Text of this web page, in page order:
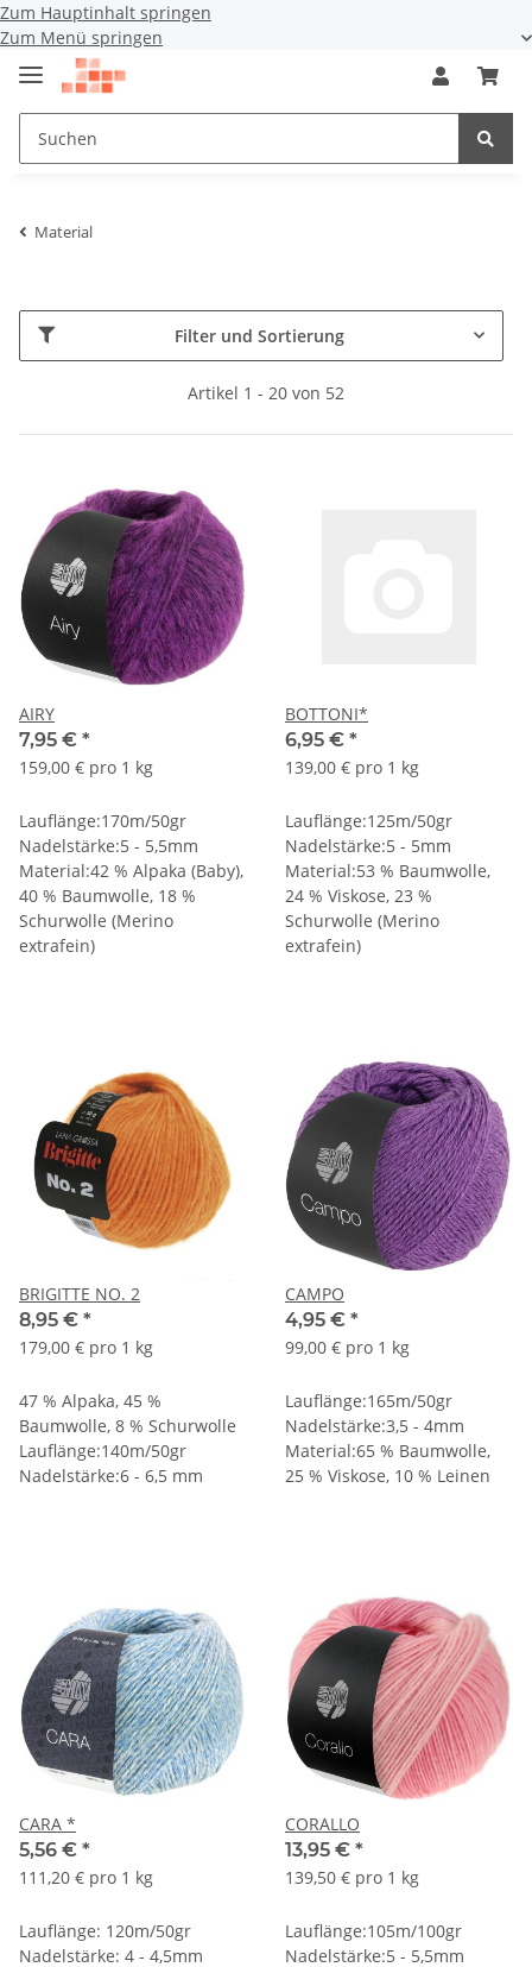
Zum Hauptinhalt springen
Zum Menü springen
Material
Filter und Sortierung
Artikel 1 - 20 von 52
AIRY
7,95 € *
159,00 € pro 1 kg
Lauflänge:170m/50gr
Nadelstärke:5 - 5,5mm
Material:42 % Alpaka (Baby),
40 % Baumwolle, 18 %
Schurwolle (Merino
extrafein)
BOTTONI*
6,95 € *
139,00 € pro 1 kg
Lauflänge:125m/50gr
Nadelstärke:5 - 5mm
Material:53 % Baumwolle,
24 % Viskose, 23 %
Schurwolle (Merino
extrafein)
BRIGITTE NO. 2
8,95 € *
179,00 € pro 1 kg
47 % Alpaka, 45 %
Baumwolle, 8 % Schurwolle
Lauflänge:140m/50gr
Nadelstärke:6 - 6,5 mm
CAMPO
4,95 € *
99,00 € pro 1 kg
Lauflänge:165m/50gr
Nadelstärke:3,5 - 4mm
Material:65 % Baumwolle,
25 % Viskose, 10 % Leinen
CARA *
5,56 € *
111,20 € pro 1 kg
Lauflänge: 120m/50gr
Nadelstärke: 4 - 4,5mm
CORALLO
13,95 € *
139,50 € pro 1 kg
Lauflänge:105m/100gr
Nadelstärke:5 - 5,5mm